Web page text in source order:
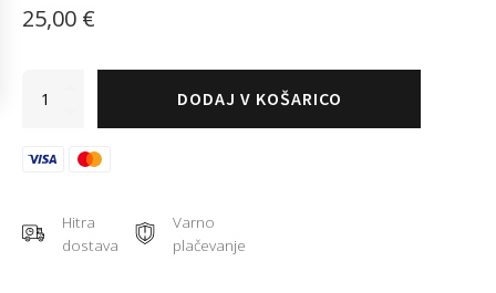
25,00 €
DODAJ V KOŠARICO
Hitra
dostava
Varno
plačevanje